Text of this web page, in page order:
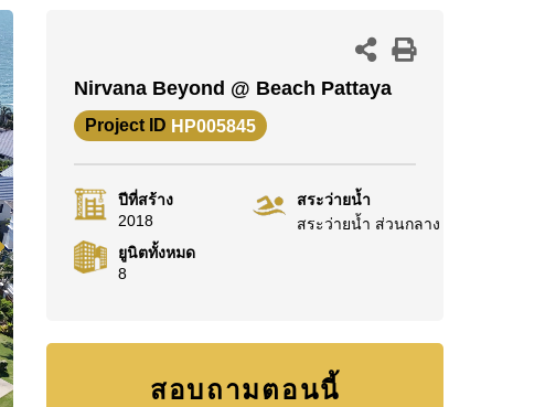
Nirvana Beyond @ Beach Pattaya
Project ID HP005845
ปีที่สร้าง
2018
ยูนิตทั้งหมด
8
สระว่ายน้ำ
สระว่ายน้ำ ส่วนกลาง
สอบถามตอนนี้